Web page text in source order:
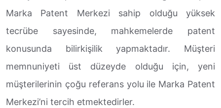
Marka Patent Merkezi sahip olduğu yüksek
tecrübe sayesinde, mahkemelerde patent
konusunda bilirkişilik yapmaktadır. Müşteri
memnuniyeti üst düzeyde olduğu için, yeni
müşterilerinin çoğu referans yolu ile Marka Patent
Merkezi’ni tercih etmektedirler.